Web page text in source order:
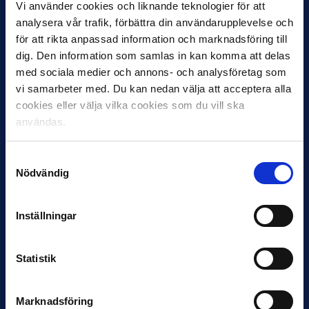
Vi använder cookies och liknande teknologier för att
analysera vår trafik, förbättra din användarupplevelse och
för att rikta anpassad information och marknadsföring till
dig. Den information som samlas in kan komma att delas
med sociala medier och annons- och analysföretag som
vi samarbeter med. Du kan nedan välja att acceptera alla
cookies eller välja vilka cookies som du vill ska
användas.
Nödvändig
Inställningar
Statistik
Marknadsföring
12 JUNI
Favorit i repris för Sirius i maj
Samma vinnare som i…
11 JUNI
VM-spelare med förflutet i Allsvenskan
Bosnien & Hercegovina Armin Gigovic — Helsingborgs IF